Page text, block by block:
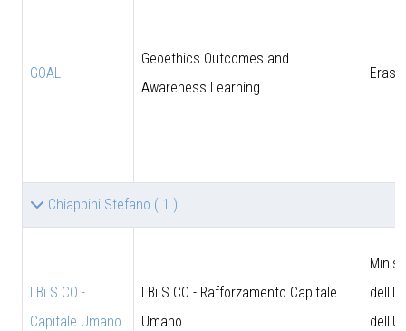
GOAL
Geoethics Outcomes and
Awareness Learning
Chiappini Stefano ( 1 )
I.Bi.S.CO -
Capitale Umano
I.Bi.S.CO - Rafforzamento Capitale
Umano